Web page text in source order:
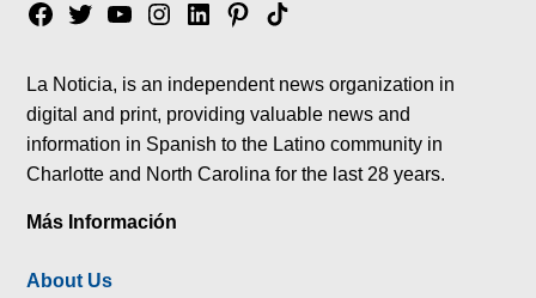
Facebook
TwitterYouTubeInstagram
LinkedinPinterest
Tik
La Noticia, is an independent news organization in
digital and print, providing valuable news and
information in Spanish to the Latino community in
Charlotte and North Carolina for the last 28 years.
Más Información
About Us